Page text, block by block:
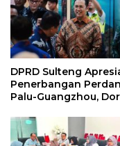
DPRD Sulteng
Penerbangan
Palu-Guangzhou,